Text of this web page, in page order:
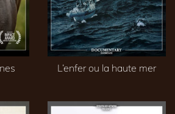
L’enfer ou la haute mer